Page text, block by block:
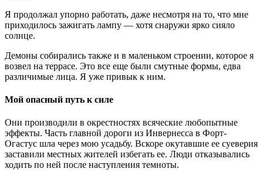
Я продолжал упорно работать, даже несмотря на то, что мне
приходилось зажигать лампу — хотя снаружи ярко сияло
солнце.
Демоны собирались также и в маленьком строении, которое я
возвел на террасе. Это все еще были смутные формы, едва
различимые лица. Я уже привык к ним.
Мой опасный путь к силе
Они производили в окрестностях всяческие любопытные
эффекты. Часть главной дороги из Инвернесса в Форт-
Огастус шла через мою усадьбу. Вскоре окутавшие ее суеверия
заставили местных жителей избегать ее. Люди отказывались
ходить по ней после наступления темноты.